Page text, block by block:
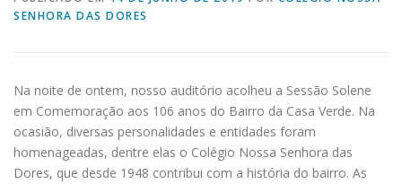
SENHORA DAS DORES
Na noite de ontem, nosso auditório acolheu a Sessão Solene
em Comemoração aos 106 anos do Bairro da Casa Verde. Na
ocasião, diversas personalidades e entidades foram
homenageadas, dentre elas o Colégio Nossa Senhora das
Dores, que desde 1948 contribui com a história do bairro. As